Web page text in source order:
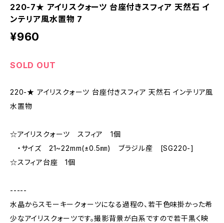
220-7★ アイリスクォーツ 台座付きスフィア 天然石 イ
ンテリア風水置物 7
¥960
SOLD OUT
220-★ アイリスクォーツ 台座付きスフィア 天然石 インテリア風
水置物
☆アイリスクォーツ スフィア 1個
・サイズ 21~22mm(±0.5㎜) ブラジル産 [SG220-]
☆スフィア台座 1個
-----
水晶からスモーキークォーツになる過程の、若干色味掛かった希
少なアイリスクォーツです。撮影背景が白系ですので若干黒く映